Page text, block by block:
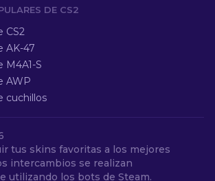
DE CS2
CS2
AK-47
M4A1-S
AWP
cuchillos
tus skins favoritas a los mejores
intercambios se realizan
utilizando los bots de Steam.